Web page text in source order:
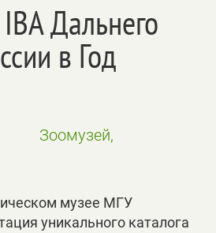
Дальнего
в Год
Зоомузей,
музее МГУ
уникального каталога